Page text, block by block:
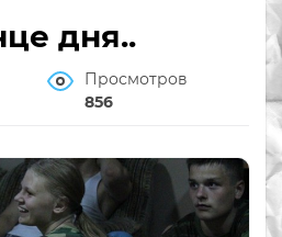
дня..
Просмотров
856